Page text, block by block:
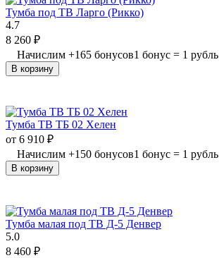
Тумба под ТВ Ларго (Рикко)
4.7
8 260 ₽
Начислим +165 бонусов1 бонус = 1 рубль
В корзину
Тумба ТВ ТБ 02 Хелен
от 6 910 ₽
Начислим +150 бонусов1 бонус = 1 рубль
В корзину
Тумба малая под ТВ Д-5 Денвер
5.0
8 460 ₽